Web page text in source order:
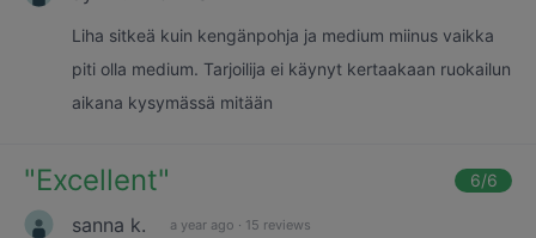
Liha sitkeä kuin kengänpohja ja medium miinus vaikka
piti olla medium. Tarjoilija ei käynyt kertaakaan ruokailun
aikana kysymässä mitään
"Excellent" 6/6
sanna k. a year ago · 15 reviews